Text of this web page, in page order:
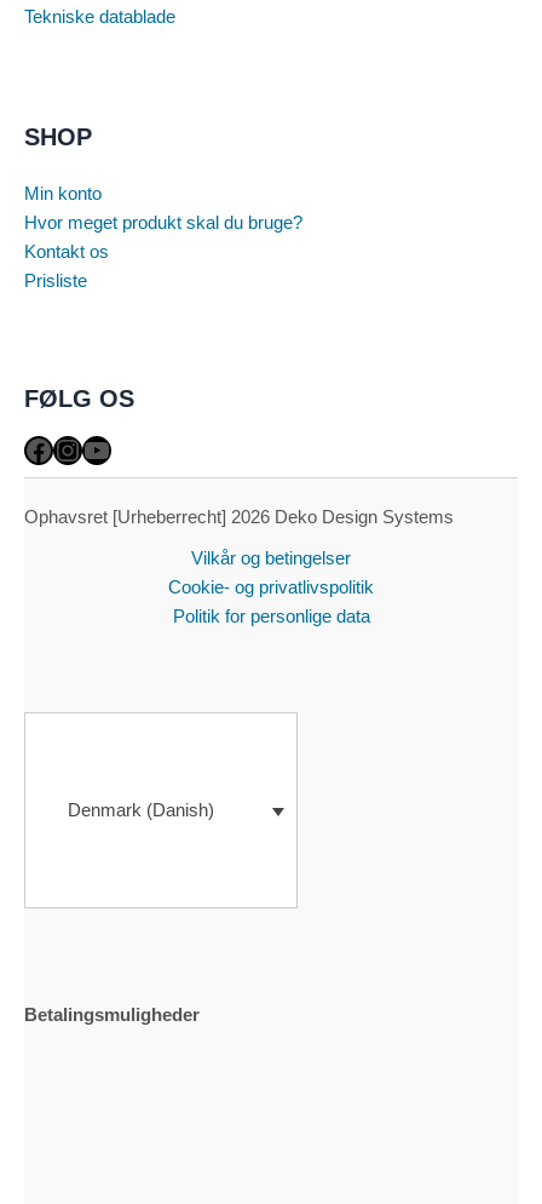
Tekniske datablade
SHOP
Min konto
Hvor meget produkt skal du bruge?
Kontakt os
Prisliste
FØLG OS
Facebook
Instagram
YouTube
Ophavsret [Urheberrecht] 2026 Deko Design Systems
Vilkår og betingelser
Cookie- og privatlivspolitik
Politik for personlige data
Denmark (Danish)
Betalingsmuligheder